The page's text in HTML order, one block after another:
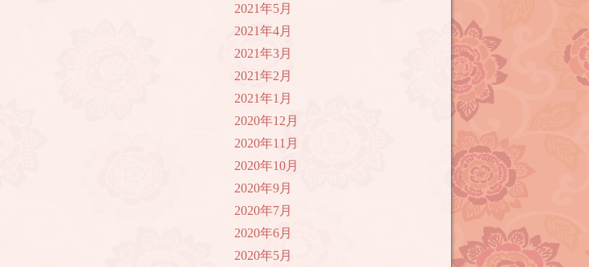
2021年5月
2021年4月
2021年3月
2021年2月
2021年1月
2020年12月
2020年11月
2020年10月
2020年9月
2020年7月
2020年6月
2020年5月